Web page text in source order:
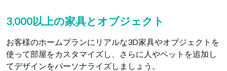
3,000以上の家具とオブジェクト
お客様のホームプランにリアルな3D家具やオブジェクトを
使って部屋をカスタマイズし、さらに人やペットを追加し
てデザインをパーソナライズしましょう。